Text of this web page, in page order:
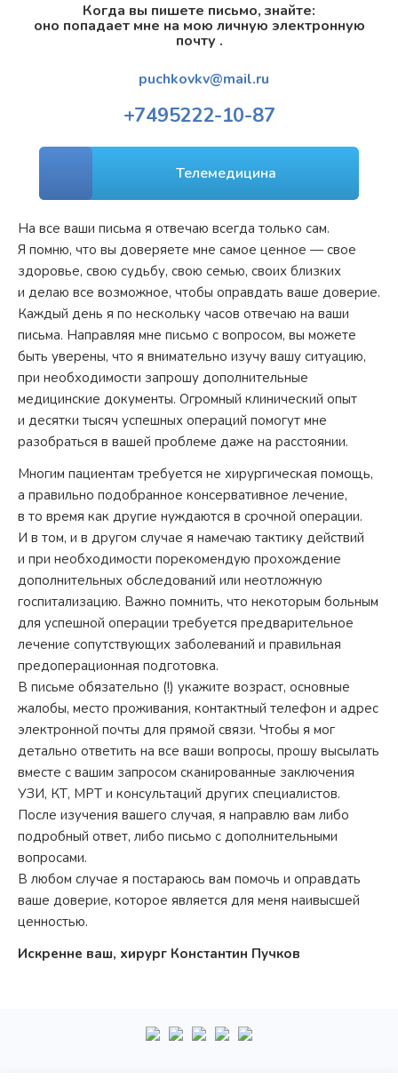
Когда вы пишете письмо, знайте:
оно попадает мне на мою личную электронную
почту .
puchkovkv@mail.ru
+7495222-10-87
Телемедицина
На все ваши письма я отвечаю всегда только сам.
Я помню, что вы доверяете мне самое ценное — свое
здоровье, свою судьбу, свою семью, своих близких
и делаю все возможное, чтобы оправдать ваше доверие.
Каждый день я по нескольку часов отвечаю на ваши
письма. Направляя мне письмо с вопросом, вы можете
быть уверены, что я внимательно изучу вашу ситуацию,
при необходимости запрошу дополнительные
медицинские документы. Огромный клинический опыт
и десятки тысяч успешных операций помогут мне
разобраться в вашей проблеме даже на расстоянии.
Многим пациентам требуется не хирургическая помощь,
а правильно подобранное консервативное лечение,
в то время как другие нуждаются в срочной операции.
И в том, и в другом случае я намечаю тактику действий
и при необходимости порекомендую прохождение
дополнительных обследований или неотложную
госпитализацию. Важно помнить, что некоторым больным
для успешной операции требуется предварительное
лечение сопутствующих заболеваний и правильная
предоперационная подготовка.
В письме обязательно (!) укажите возраст, основные
жалобы, место проживания, контактный телефон и адрес
электронной почты для прямой связи. Чтобы я мог
детально ответить на все ваши вопросы, прошу высылать
вместе с вашим запросом сканированные заключения
УЗИ, КТ, МРТ и консультаций других специалистов.
После изучения вашего случая, я направлю вам либо
подробный ответ, либо письмо с дополнительными
вопросами.
В любом случае я постараюсь вам помочь и оправдать
ваше доверие, которое является для меня наивысшей
ценностью.
Искренне ваш, хирург Константин Пучков